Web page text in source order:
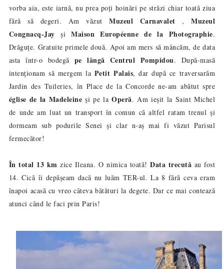
vorba aia, este iarnă, nu prea poți hoinări pe străzi chiar toată ziua
fără să degeri. Am văzutMuzeul Carnavalet ,Muzeul
Congnacq-Jay șiMaison Européenne de la Photographie.
Drăguțe. Gratuite primele două. Apoi am mers să mâncăm, de data
asta într-o bodegă pe lângă Centrul Pompidou. După-masă
intenționam să mergem la Petit Palais, dar după ce traversarăm
Jardin des Tuileries, în Place de la Concorde ne-am abătut spre
église de la Madeleine și pe laOperă. Am ieșit la Saint Michel
de unde am luat un transport în comun că altfel ratam trenul și
dormeam sub podurile Senei și clar n-aș mai fi văzut Parisul
fermecător!
În total 13 km zice Ileana. O nimica toată!Data trecută au fost
14. Cică îi depășeam dacă nu luăm TER-ul. La 8 fără ceva eram
înapoi acasă cu vreo câteva bătături la degete. Dar ce mai contează
atunci când le faci prin Paris!